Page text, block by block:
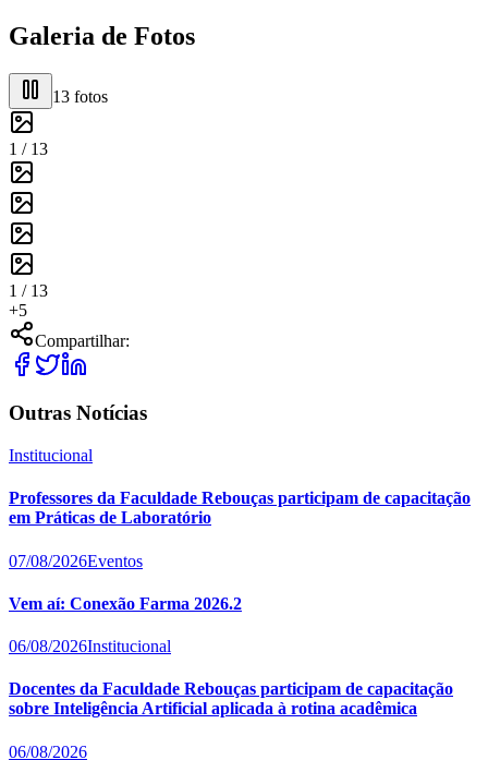
Galeria de Fotos
13 fotos
1 / 13
1 / 13
+5
Compartilhar:
Outras Notícias
Institucional
Professores da Faculdade Rebouças participam de capacitação
em Práticas de Laboratório
07/08/2026Eventos
Vem aí: Conexão Farma 2026.2
06/08/2026Institucional
Docentes da Faculdade Rebouças participam de capacitação
sobre Inteligência Artificial aplicada à rotina acadêmica
06/08/2026